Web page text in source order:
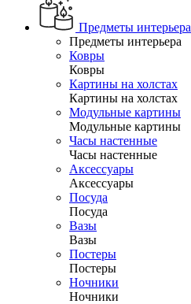
Предметы интерьера
Предметы интерьера
Ковры
Ковры
Картины на холстах
Картины на холстах
Модульные картины
Модульные картины
Часы настенные
Часы настенные
Аксессуары
Аксессуары
Посуда
Посуда
Вазы
Вазы
Постеры
Постеры
Ночники
Ночники